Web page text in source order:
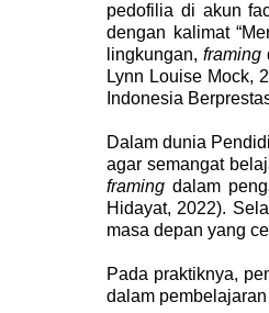
pedofilia di akun
dengan kalimat
lingkungan, framing
Lynn Louise Mock,
Indonesia
Dalam dunia
agar semangat
framing dalam
Hidayat, 2022).
masa depan yang
Pada praktiknya,
dalam